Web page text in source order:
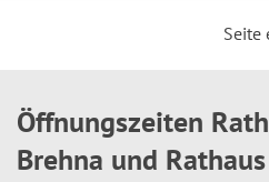
Seite
Öffnungszeiten
Brehna und